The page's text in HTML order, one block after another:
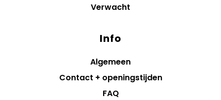
Verwacht
Info
Algemeen
Contact + openingstijden
FAQ